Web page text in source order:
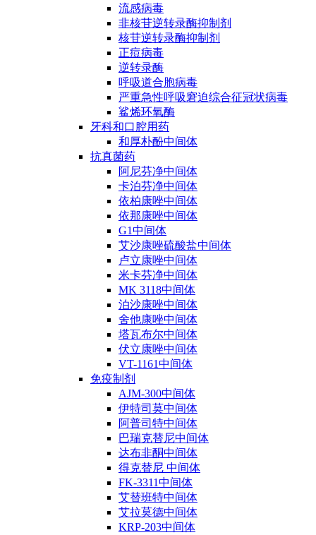
流感病毒
非核苷逆转录酶抑制剂
核苷逆转录酶抑制剂
正痘病毒
逆转录酶
呼吸道合胞病毒
严重急性呼吸窘迫综合征冠状病毒
鲨烯环氧酶
牙科和口腔用药
和厚朴酚中间体
抗真菌药
阿尼芬净中间体
卡泊芬净中间体
依柏康唑中间体
依那康唑中间体
G1中间体
艾沙康唑硫酸盐中间体
卢立康唑中间体
米卡芬净中间体
MK 3118中间体
泊沙康唑中间体
舍他康唑中间体
塔瓦布尔中间体
伏立康唑中间体
VT-1161中间体
免疫制剂
AJM-300中间体
伊特司莫中间体
阿普司特中间体
巴瑞克替尼中间体
达布非酮中间体
得克替尼 中间体
FK-3311中间体
艾替班特中间体
艾拉莫德中间体
KRP-203中间体